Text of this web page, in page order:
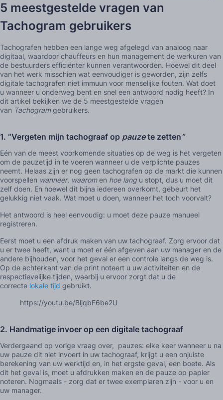
5 meestgestelde vragen van
Tachogram gebruikers
Tachografen hebben een lange weg afgelegd van analoog naar
digitaal, waardoor chauffeurs en hun management de werkuren van
de bestuurders efficiënter kunnen verantwoorden. Hoewel dit deel
van het werk misschien wat eenvoudiger is geworden, zijn zelfs
digitale tachografen niet immuun voor menselijke fouten. Wat doet
u wanneer u onderweg bent en snel een antwoord nodig heeft? In
dit artikel bekijken we de 5 meestgestelde vragen
van Tachogramgebruikers.
1. “Vergeten mijn tachograaf op pauzete zetten”
Eén van de meest voorkomende situaties op de weg is het vergeten
om de pauzetijd in te voeren wanneer u de verplichte pauzes
neemt. Helaas zijn er nog geen tachografen op de markt die kunnen
voorspellen wanneer, waaromen hoe lang u stopt, dus u moet dit
zelf doen. En hoewel dit bijna iedereen overkomt, gebeurt het
gelukkig niet vaak. Wat moet u doen, wanneer het toch voorvalt?
Het antwoord is heel eenvoudig: u moet deze pauze manueel
registreren.
Eerst moet u een afdruk maken van uw tachograaf. Zorg ervoor dat
u er twee heeft, want u moet er één afgeven aan uw manager en de
andere bijhouden, voor het geval er een controle langs de weg is.
Op de achterkant van de print noteert u uw activiteiten en de
respectievelijke tijden, waarbij u ervoor zorgt dat u de
correcte lokale tijd gebruikt.
https://youtu.be/BljqbF6be2U
2. Handmatige invoer op een digitale tachograaf
Verdergaand op vorige vraag over, pauzes: elke keer wanneer u na
uw pauze dit niet invoert in uw tachograaf, krijgt u een onjuiste
berekening van uw werktijd en, in het ergste geval, een boete. Als
dit het geval is, moet u afdrukken maken en de pauze op papier
noteren. Nogmaals - zorg dat er twee exemplaren zijn - voor u en
uw manager.